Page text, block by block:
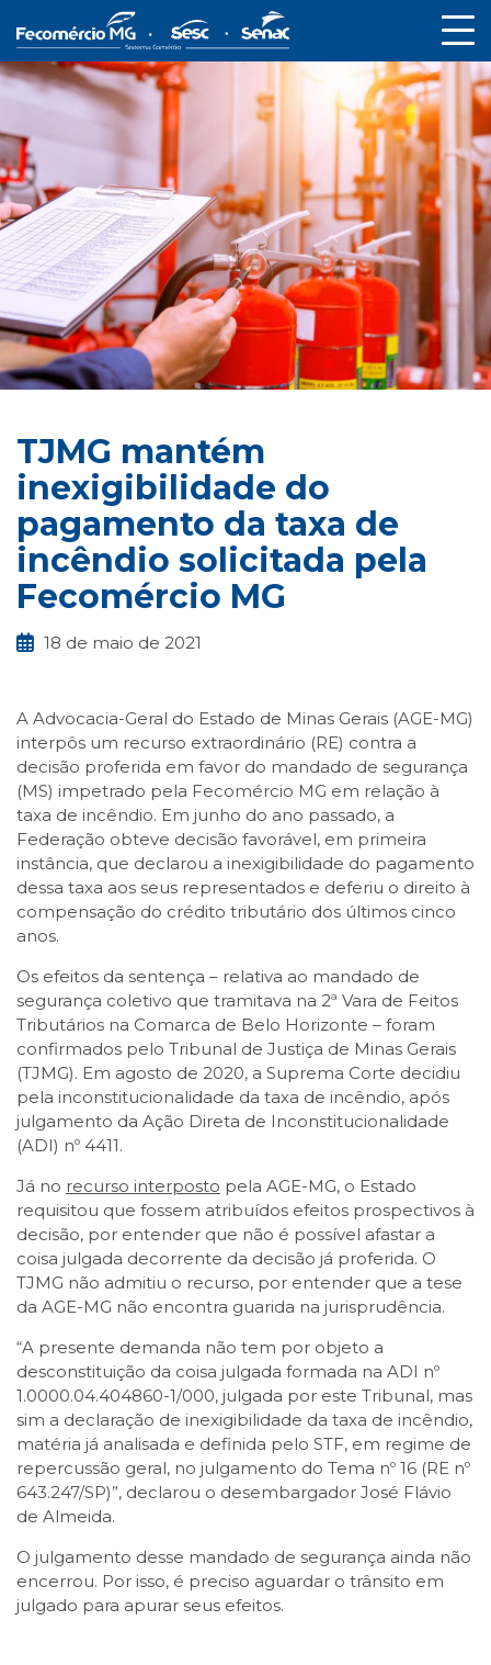
TJMG mantém
inexigibilidade do
pagamento da taxa de
incêndio solicitada pela
Fecomércio MG
18 de maio de 2021
A Advocacia-Geral do Estado de Minas Gerais (AGE-MG)
interpôs um recurso extraordinário (RE) contra a
decisão proferida em favor do mandado de segurança
(MS) impetrado pela Fecomércio MG em relação à
taxa de incêndio. Em junho do ano passado, a
Federação obteve decisão favorável, em primeira
instância, que declarou a inexigibilidade do pagamento
dessa taxa aos seus representados e deferiu o direito à
compensação do crédito tributário dos últimos cinco
anos.
Os efeitos da sentença – relativa ao mandado de
segurança coletivo que tramitava na 2ª Vara de Feitos
Tributários na Comarca de Belo Horizonte – foram
confirmados pelo Tribunal de Justiça de Minas Gerais
(TJMG). Em agosto de 2020, a Suprema Corte decidiu
pela inconstitucionalidade da taxa de incêndio, após
julgamento da Ação Direta de Inconstitucionalidade
(ADI) nº 4411.
Já no recurso interposto pela AGE-MG, o Estado
requisitou que fossem atribuídos efeitos prospectivos à
decisão, por entender que não é possível afastar a
coisa julgada decorrente da decisão já proferida. O
TJMG não admitiu o recurso, por entender que a tese
da AGE-MG não encontra guarida na jurisprudência.
“A presente demanda não tem por objeto a
desconstituição da coisa julgada formada na ADI nº
1.0000.04.404860-1/000, julgada por este Tribunal, mas
sim a declaração de inexigibilidade da taxa de incêndio,
matéria já analisada e definida pelo STF, em regime de
repercussão geral, no julgamento do Tema nº 16 (RE nº
643.247/SP)”, declarou o desembargador José Flávio
de Almeida.
O julgamento desse mandado de segurança ainda não
encerrou. Por isso, é preciso aguardar o trânsito em
julgado para apurar seus efeitos.